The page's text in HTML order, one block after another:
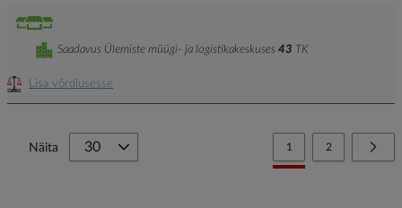
Lisa võrdlusesse
Saadavus Ülemiste müügi- ja logistikakeskuses 43 TK
PageYou're currently reading
1 Page
2
Näita